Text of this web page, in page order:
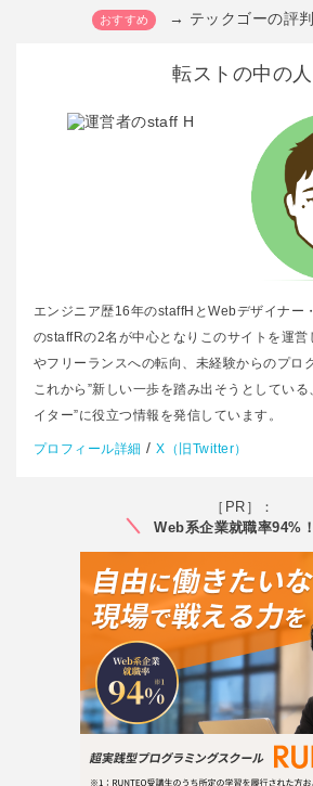
→ テックゴーの評
転ストの中の人
エンジニア歴16年のstaffHとWebデザイナー
のstaffRの2名が中心となりこのサイトを運営
やフリーランスへの転向、未経験からのプロ
これから”新しい一歩を踏み出そうとしてい
イター”に役立つ情報を発信しています。
プロフィール詳細 /X（旧Twitter）
［PR］：
Web系企業就職率94%